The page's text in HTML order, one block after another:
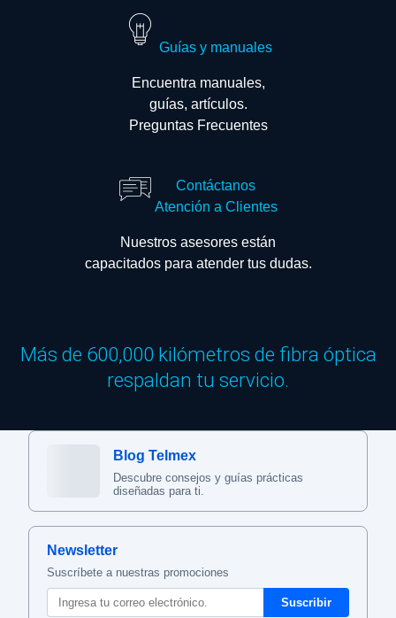
Guías y manuales
Encuentra manuales,
guías, artículos.
Preguntas Frecuentes
Contáctanos
Atención a Clientes
Nuestros asesores están
capacitados para atender tus dudas.
Más de 600,000 kilómetros de fibra óptica
respaldan tu servicio.
Blog Telmex
Descubre consejos y guías prácticas
diseñadas para ti.
Newsletter
Suscríbete a nuestras promociones